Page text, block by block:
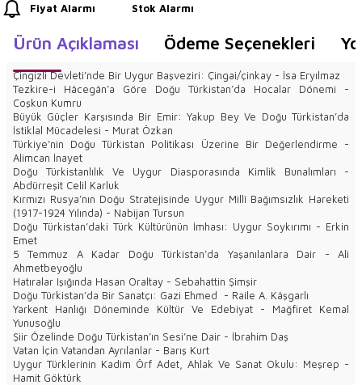
Fiyat Alarmı Stok Alarmı
Ürün Açıklaması Ödeme Seçenekleri
Çingizli Devleti’nde Bir Uygur Başveziri: Çingai/çinkay - İsa Eryılmaz
Tezkire-i Hâcegân’a Göre Doğu Türkistan’da Hocalar Dönemi -
Coşkun Kumru
Büyük Güçler Karşısında Bir Emir: Yakup Bey Ve Doğu Türkistan’da
İstiklal Mücadelesi - Murat Özkan
Türkiye’nin Doğu Türkistan Politikası Üzerine Bir Değerlendirme -
Alimcan İnayet
Doğu Türkistanlılık Ve Uygur Diasporasında Kimlik Bunalımları -
Abdürreşit Celil Karluk
Kırmızı Rusya’nın Doğu Stratejisinde Uygur Millî Bağımsızlık Hareketi
(1917-1924 Yılında) - Nabijan Tursun
Doğu Türkistan’daki Türk Kültürünün İmhası: Uygur Soykırımı - Erkin
Emet
5 Temmuz A Kadar Doğu Türkistan’da Yaşanılanlara Dair - Ali
Ahmetbeyoğlu
Hatıralar Işığında Hasan Oraltay - Sebahattin Şimşir
Doğu Türkistan’da Bir Sanatçı: Gazi Ehmed - Raile A. Kâşgarlı
Yarkent Hanlığı Döneminde Kültür Ve Edebiyat - Mağfiret Kemal
Yunusoğlu
Şiir Özelinde Doğu Türkistan’ın Sesi’ne Dair - İbrahim Daş
Vatan İçin Vatandan Ayrılanlar - Barış Kurt
Uygur Türklerinin Kadim Örf Adet, Ahlak Ve Sanat Okulu: Meşrep -
Hamit Göktürk